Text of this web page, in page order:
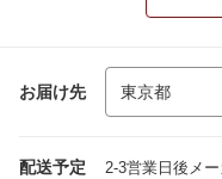
お届け先
配送予定 2-3営業日後メー